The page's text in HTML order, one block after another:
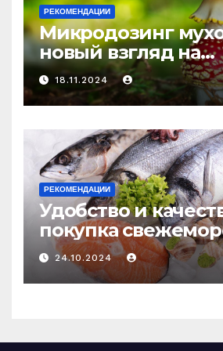
РЕКОМЕНДАЦИИ
Микродозинг
новый взгляд на
психоделику
18.11.2024
РЕКОМЕНДАЦИИ
Удобство и
покупка
рыбы онлайн
24.10.2024